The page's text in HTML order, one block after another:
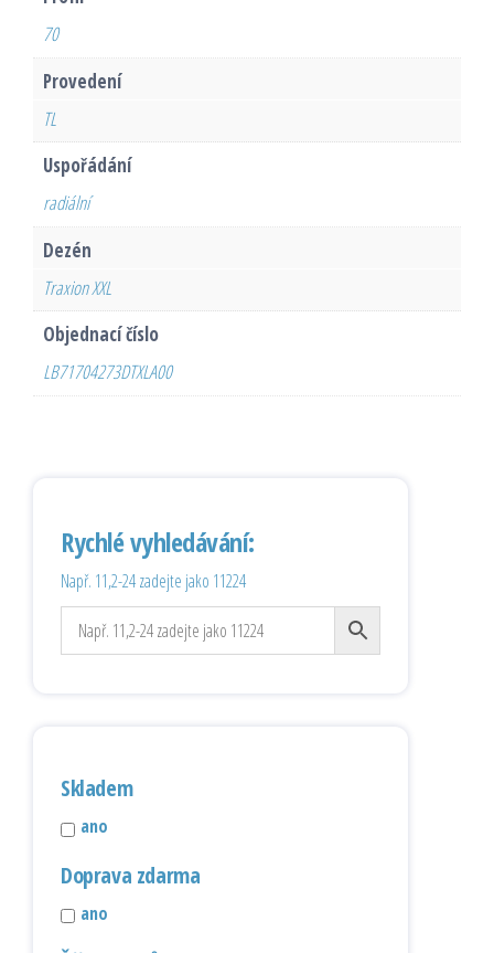
70
Provedení
TL
Uspořádání
radiální
Dezén
Traxion XXL
Objednací číslo
LB71704273DTXLA00
Rychlé vyhledávání:
Např. 11,2-24 zadejte jako 11224
Skladem
ano
Doprava zdarma
ano